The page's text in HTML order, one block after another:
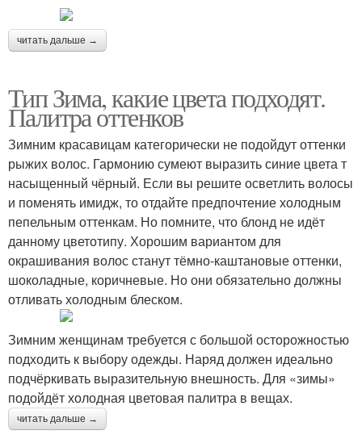
читать дальше →
Тип Зима, какие цвета подходят.
Палитра оттенков
Зимним красавицам категорически не подойдут оттенки
рыжих волос. Гармонию сумеют выразить синие цвета т
насыщенный чёрный. Если вы решите осветлить волосы
и поменять имидж, то отдайте предпочтение холодным
пепельным оттенкам. Но помните, что блонд не идёт
данному цветотипу. Хорошим вариантом для
окрашивания волос станут тёмно-каштановые оттенки,
шоколадные, коричневые. Но они обязательно должны
отливать холодным блеском.
Зимним женщинам требуется с большой осторожностью
подходить к выбору одежды. Наряд должен идеально
подчёркивать выразительную внешность. Для «зимы»
подойдёт холодная цветовая палитра в вещах.
читать дальше →